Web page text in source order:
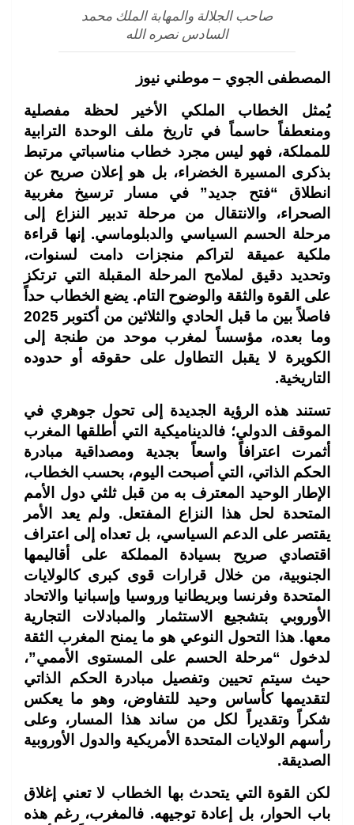
صاحب الجلالة والمهابة الملك محمد
السادس نصره الله
المصطفى الجوي – موطني نيوز
يُمثل الخطاب الملكي الأخير لحظة مفصلية
ومنعطفاً حاسماً في تاريخ ملف الوحدة الترابية
للمملكة، فهو ليس مجرد خطاب مناسباتي مرتبط
بذكرى المسيرة الخضراء، بل هو إعلان صريح عن
انطلاق “فتح جديد” في مسار ترسيخ مغربية
الصحراء، والانتقال من مرحلة تدبير النزاع إلى
مرحلة الحسم السياسي والدبلوماسي. إنها قراءة
ملكية عميقة لتراكم منجزات دامت لسنوات،
وتحديد دقيق لملامح المرحلة المقبلة التي ترتكز
على القوة والثقة والوضوح التام. يضع الخطاب حداً
فاصلاً بين ما قبل الحادي والثلاثين من أكتوبر 2025
وما بعده، مؤسساً لمغرب موحد من طنجة إلى
الكويرة لا يقبل التطاول على حقوقه أو حدوده
التاريخية.
تستند هذه الرؤية الجديدة إلى تحول جوهري في
الموقف الدولي؛ فالديناميكية التي أطلقها المغرب
أثمرت اعترافاً واسعاً بجدية ومصداقية مبادرة
الحكم الذاتي، التي أصبحت اليوم، بحسب الخطاب،
الإطار الوحيد المعترف به من قبل ثلثي دول الأمم
المتحدة لحل هذا النزاع المفتعل. ولم يعد الأمر
يقتصر على الدعم السياسي، بل تعداه إلى اعتراف
اقتصادي صريح بسيادة المملكة على أقاليمها
الجنوبية، من خلال قرارات قوى كبرى كالولايات
المتحدة وفرنسا وبريطانيا وروسيا وإسبانيا والاتحاد
الأوروبي بتشجيع الاستثمار والمبادلات التجارية
معها. هذا التحول النوعي هو ما يمنح المغرب الثقة
لدخول “مرحلة الحسم على المستوى الأممي”،
حيث سيتم تحيين وتفصيل مبادرة الحكم الذاتي
لتقديمها كأساس وحيد للتفاوض، وهو ما يعكس
شكراً وتقديراً لكل من ساند هذا المسار، وعلى
رأسهم الولايات المتحدة الأمريكية والدول الأوروبية
الصديقة.
لكن القوة التي يتحدث بها الخطاب لا تعني إغلاق
باب الحوار، بل إعادة توجيهه. فالمغرب، رغم هذه